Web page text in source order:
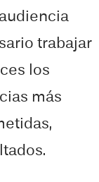
trabajar
los
más